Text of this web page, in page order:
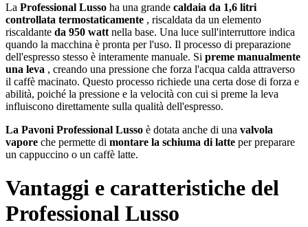
La Professional Lusso ha una grande caldaia da 1,6 litri
controllata termostaticamente , riscaldata da un elemento
riscaldante da 950 watt nella base. Una luce sull'interruttore indica
quando la macchina è pronta per l'uso. Il processo di preparazione
dell'espresso stesso è interamente manuale. Si preme manualmente
una leva , creando una pressione che forza l'acqua calda attraverso
il caffè macinato. Questo processo richiede una certa dose di forza e
abilità, poiché la pressione e la velocità con cui si preme la leva
influiscono direttamente sulla qualità dell'espresso.
La Pavoni Professional Lusso è dotata anche di una valvola
vapore che permette di montare la schiuma di latte per preparare
un cappuccino o un caffè latte.
Vantaggi e caratteristiche del
Professional Lusso